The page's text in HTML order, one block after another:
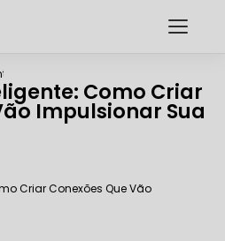
Como Criar Conexões Que
Como Criar
Impulsionar Sua